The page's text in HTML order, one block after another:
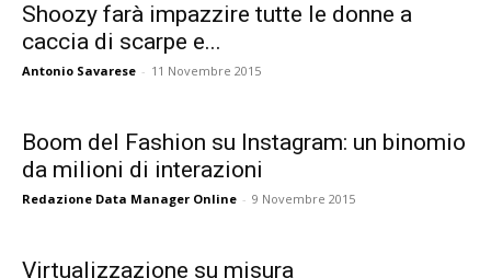
Shoozy farà impazzire tutte le donne a
caccia di scarpe e...
Antonio Savarese - 11 Novembre 2015
Boom del Fashion su Instagram: un binomio
da milioni di interazioni
Redazione Data Manager Online - 9 Novembre 2015
Virtualizzazione su misura